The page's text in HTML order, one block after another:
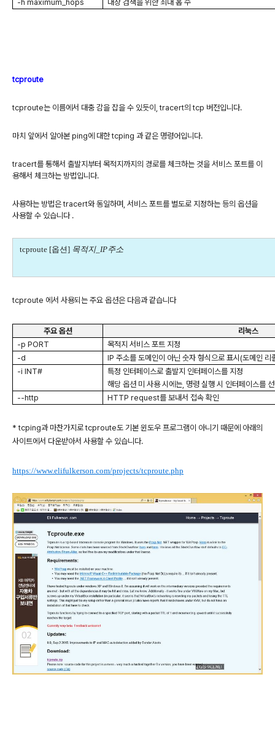
-h maximum_hops 대상 검색을 위한 최대 홉 수
tcproute
tcproute는 이름에서 대충 감을 잡을 수 있듯이, tracert의 tcp 버전입니다.
마치 앞에서 알아본 ping에 대한 tcping 과 같은 명령어입니다.
tracert를 통해서 출발지부터 목적지까지의 경로를 체크하는 것을 서비스 포트를 이
용해서 체크하는 방법입니다.
사용하는 방법은 tracert와 동일하며, 서비스 포트를 별도로 지정하는 등의 옵션을
사용할 수 있습니다 .
tcproute [옵션] 목적지_IP주소
tcproute 에서 사용되는 주요 옵션은 다음과 같습니다
주요 옵션
리눅스
-p PORT
목적지 서비스 포트 지정
-d
IP주소를 도메인이 아닌 숫자 형식으로 표시(도메인 리
-i INT#
특정 인터페이스로 출발지 인터페이스를 지정
해당 옵션 미 사용 시에는 명령 실행 시 인터페이스를
--http
HTTP request를 보내서 접속 확인
* tcping과 마찬가지로 tcproute도 기본 윈도우 프로그램이 아니기 때문에 아래의
사이트에서 다운받아서 사용할 수 있습니다.
https://www.elifulkerson.com/projects/tcproute.php